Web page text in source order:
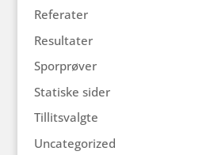
Referater
Resultater
Sporprøver
Statiske sider
Tillitsvalgte
Uncategorized